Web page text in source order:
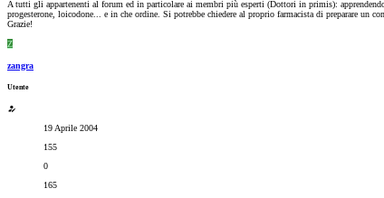
A tutti gli appartenenti al forum ed in particolare ai membri più esperti (Dottori in primis):
progesterone, loicodone... e in che ordine. Si potrebbe chiedere al proprio farmacista di preparare
Grazie!
Z
zangra
Utente
19 Aprile 2004
155
0
165